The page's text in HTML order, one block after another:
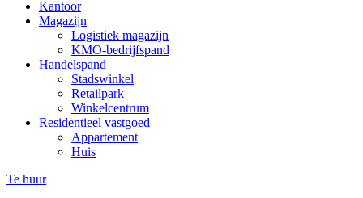
Kantoor
Magazijn
Logistiek magazijn
KMO-bedrijfspand
Handelspand
Stadswinkel
Retailpark
Winkelcentrum
Residentieel vastgoed
Appartement
Huis
Te huur